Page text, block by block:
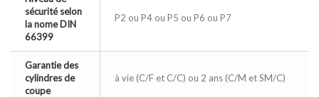
sécurité selon
la nome DIN
66399
P2 ou P4 ou P5 ou P6 ou P7
Garantie des
cylindres de
coupe
à vie (C/F et C/C) ou 2 ans (C/M et SM/C)